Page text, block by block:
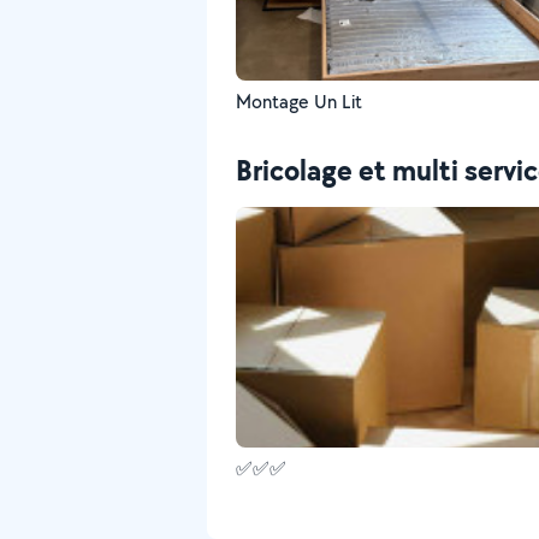
Montage Un Lit
Bricolage et multi
✅✅✅